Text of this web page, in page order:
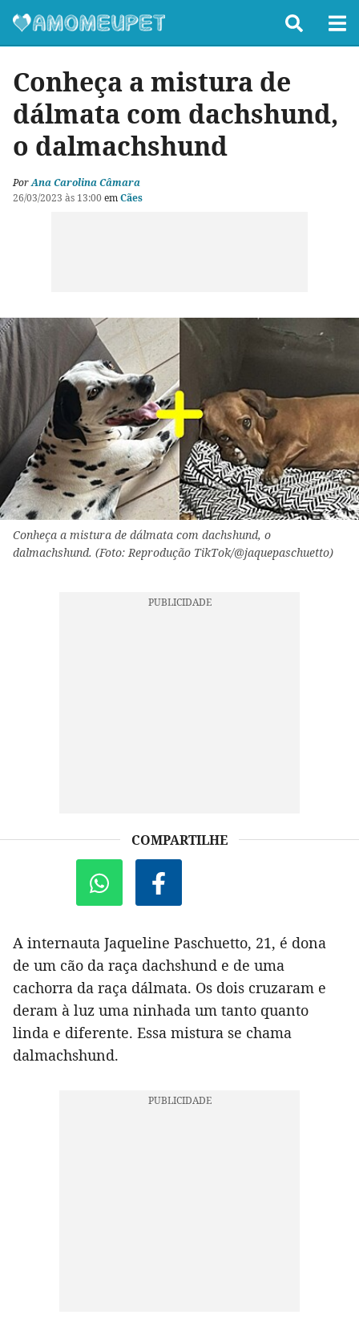
Conheça a mistura de
dálmata com dachshund,
o dalmachshund
PorAna Carolina Câmara
26/03/2023 às 13:00 emCães
Conheça a mistura de dálmata com dachshund, o
dalmachshund. (Foto: Reprodução TikTok/@jaquepaschuetto)
COMPARTILHE
A internauta Jaqueline Paschuetto, 21, é dona
de um cão da raça dachshund e de uma
cachorra da raça dálmata. Os dois cruzaram e
deram à luz uma ninhada um tanto quanto
linda e diferente. Essa mistura se chama
dalmachshund.